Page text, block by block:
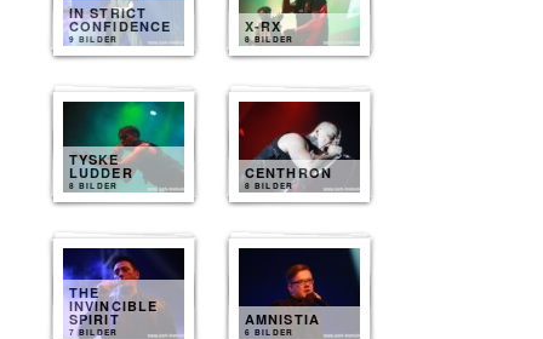
IN STRICT
CONFIDENCE
9 BILDER
X-RX
8 BILDER
TYSKE
LUDDER
8 BILDER
CENTHRON
8 BILDER
THE
INVINCIBLE
SPIRIT
7 BILDER
AMNISTIA
6 BILDER